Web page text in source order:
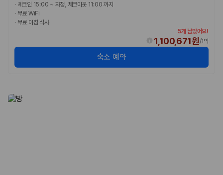
3. 제주공항 접근성과 셔틀 조건을 함께 확인하세요
제주 렌트카는 차량 인수 위치와 셔틀 편의성에 따라 실제 이용 만족도가
달라집니다. 공항에서 렌트카 사무실까지의 이동 조건을 가격과 함께 비교
하는 것이 좋습니다.
제주도 렌트카 차종별 가격비교
경차·소형차
혼자 또는 2인 여행에 적합하며 제주 렌트카 최저가를 찾는 사용자
· 체크인 15:00 ~ 자정, 체크아웃 11:00 까지
· 무료 WiFi
· 무료 아침 식사
5개 남았어요!
1,100,671원/1박
숙소 예약